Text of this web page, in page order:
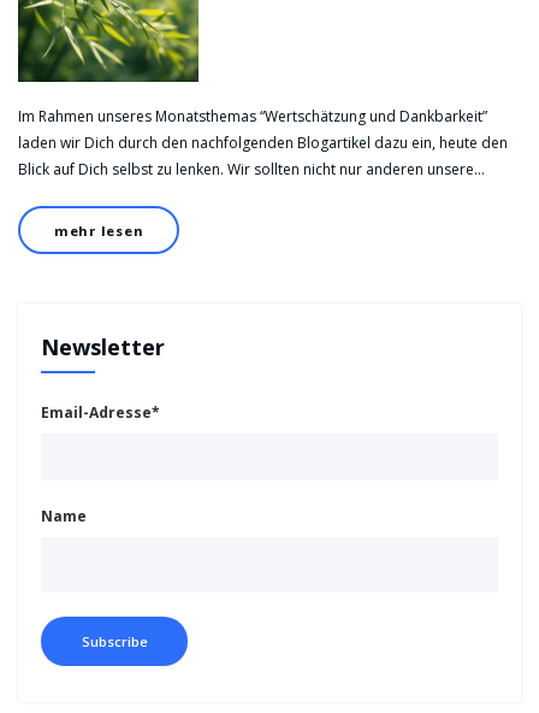
Im Rahmen unseres Monatsthemas “Wertschätzung und Dankbarkeit”
laden wir Dich durch den nachfolgenden Blogartikel dazu ein, heute den
Blick auf Dich selbst zu lenken. Wir sollten nicht nur anderen unsere…
mehr lesen
Newsletter
Email-Adresse*
Name